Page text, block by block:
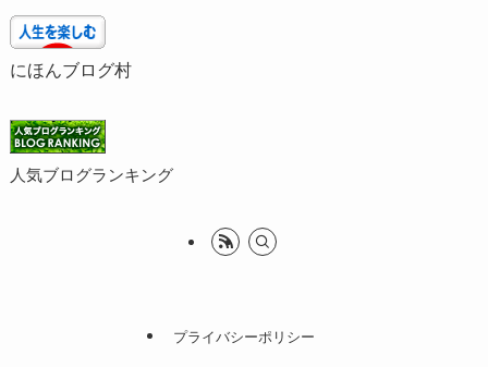
にほんブログ村
人気ブログランキング
プライバシーポリシー